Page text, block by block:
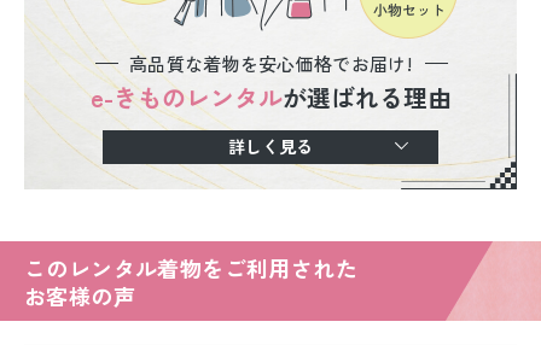
高品質な着物を安心価格でお届け!
e-きものレンタルが選ばれる理由
詳しく見る
このレンタル着物をご利用された
お客様の声